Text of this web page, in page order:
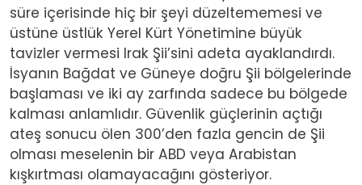
süre içerisinde hiç bir şeyi düzeltememesi ve
üstüne üstlük Yerel Kürt Yönetimine büyük
tavizler vermesi Irak Şii’sini adeta ayaklandırdı.
İsyanın Bağdat ve Güneye doğru Şii bölgelerinde
başlaması ve iki ay zarfında sadece bu bölgede
kalması anlamlıdır. Güvenlik güçlerinin açtığı
ateş sonucu ölen 300’den fazla gencin de Şii
olması meselenin bir ABD veya Arabistan
kışkırtması olamayacağını gösteriyor.